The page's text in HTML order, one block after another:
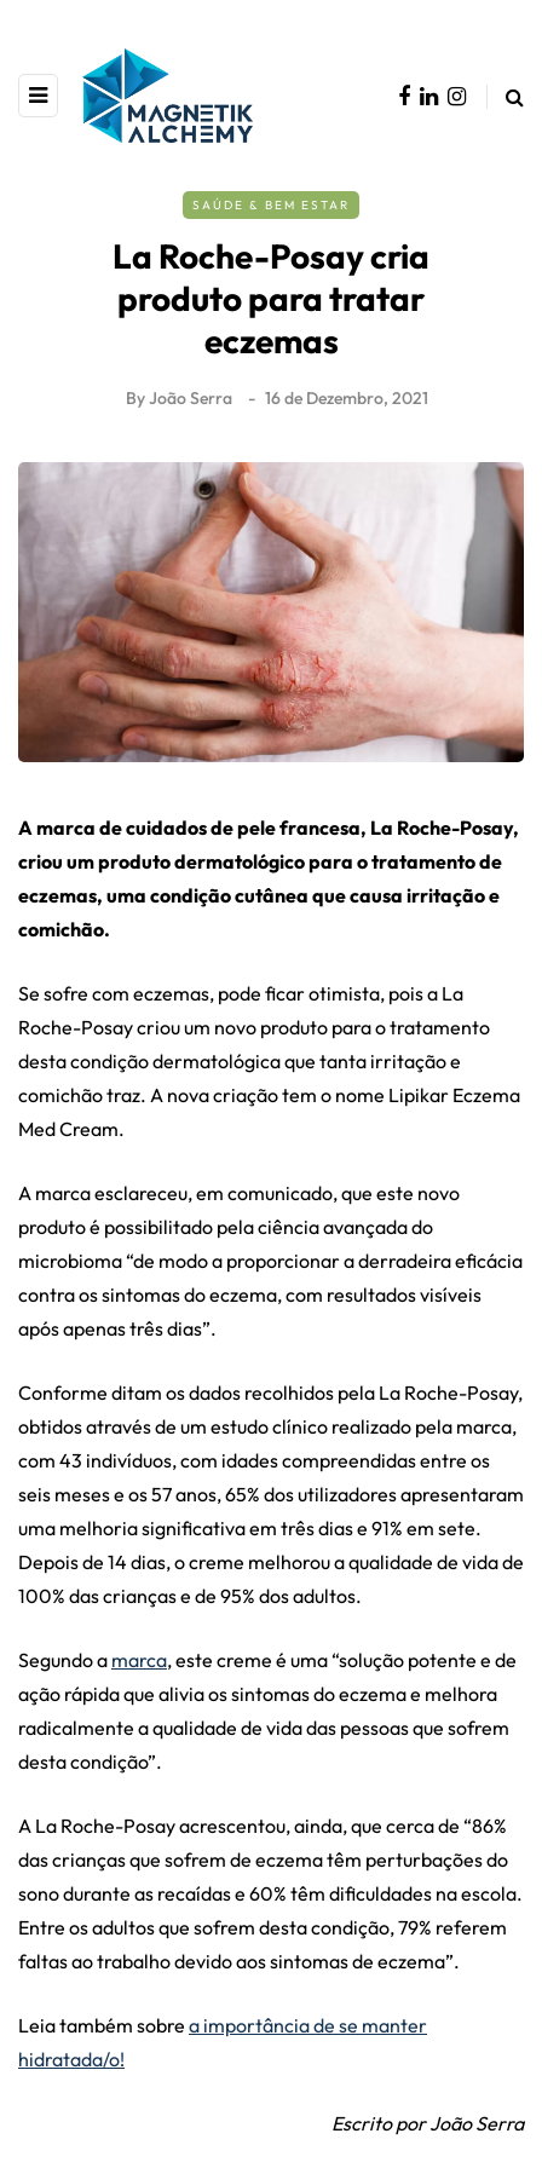
SAÚDE & BEM ESTAR
La Roche-Posay cria
produto para tratar
eczemas
ByJoão Serra 16 de Dezembro, 2021
A marca de cuidados de pele francesa, La Roche-Posay,
criou um produto dermatológico para o tratamento de
eczemas, uma condição cutânea que causa irritação e
comichão.
Se sofre com eczemas, pode ficar otimista, pois a La
Roche-Posay criou um novo produto para o tratamento
desta condição dermatológica que tanta irritação e
comichão traz. A nova criação tem o nome Lipikar Eczema
Med Cream.
A marca esclareceu, em comunicado, que este novo
produto é possibilitado pela ciência avançada do
microbioma “de modo a proporcionar a derradeira eficácia
contra os sintomas do eczema, com resultados visíveis
após apenas três dias”.
Conforme ditam os dados recolhidos pela La Roche-Posay,
obtidos através de um estudo clínico realizado pela marca,
com 43 indivíduos, com idades compreendidas entre os
seis meses e os 57 anos, 65% dos utilizadores apresentaram
uma melhoria significativa em três dias e 91% em sete.
Depois de 14 dias, o creme melhorou a qualidade de vida de
100% das crianças e de 95% dos adultos.
Segundo a marca, este creme é uma “solução potente e de
ação rápida que alivia os sintomas do eczema e melhora
radicalmente a qualidade de vida das pessoas que sofrem
desta condição”.
A La Roche-Posay acrescentou, ainda, que ​​​​cerca de “86%
das crianças que sofrem de eczema têm perturbações do
sono durante as recaídas e 60% têm dificuldades na escola.
Entre os adultos que sofrem desta condição, 79% referem
faltas ao trabalho devido aos sintomas de eczema”.
Leia também sobre a importância de se manter
hidratada/o!
Escrito por João Serra